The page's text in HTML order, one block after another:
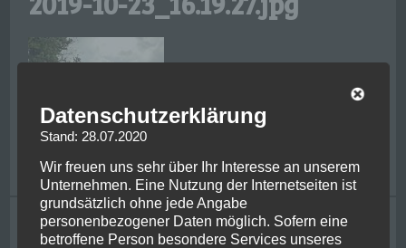
Tagging
Datenschutzerklärung
Stand: 28.07.2020
Wir freuen uns sehr über Ihr Interesse an unserem
Unternehmen. Eine Nutzung der Internetseiten ist
grundsätzlich ohne jede Angabe
personenbezogener Daten möglich. Sofern eine
betroffene Person besondere Services unseres